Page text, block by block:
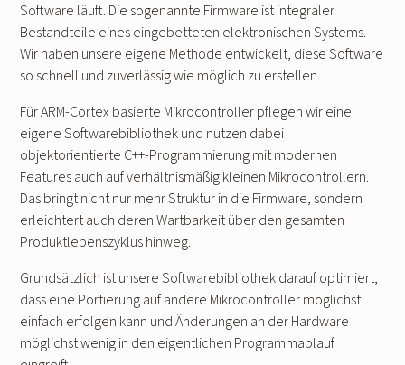
Software läuft. Die sogenannte Firmware ist integraler
Bestandteile eines eingebetteten elektronischen Systems.
Wir haben unsere eigene Methode entwickelt, diese Software
so schnell und zuverlässig wie möglich zu erstellen.
Für ARM-Cortex basierte Mikrocontroller pflegen wir eine
eigene Softwarebibliothek und nutzen dabei
objektorientierte C++-Programmierung mit modernen
Features auch auf verhältnismäßig kleinen Mikrocontrollern.
Das bringt nicht nur mehr Struktur in die Firmware, sondern
erleichtert auch deren Wartbarkeit über den gesamten
Produktlebenszyklus hinweg.
Grundsätzlich ist unsere Softwarebibliothek darauf optimiert,
dass eine Portierung auf andere Mikrocontroller möglichst
einfach erfolgen kann und Änderungen an der Hardware
möglichst wenig in den eigentlichen Programmablauf